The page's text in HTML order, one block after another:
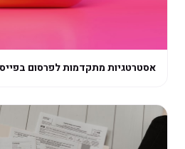
אסטרטגיות מתקדמות לפרסום